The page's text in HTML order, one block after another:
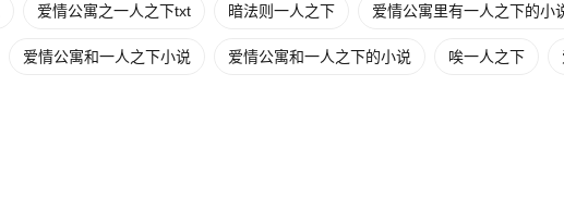
爱情公寓之一人之下txt 暗法则一人之下 爱情公寓里有一人之下的小
爱情公寓和一人之下小说 爱情公寓和一人之下的小说 唉一人之下